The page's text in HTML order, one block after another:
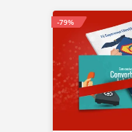
-79%